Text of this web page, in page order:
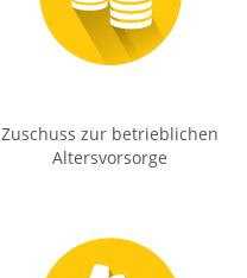
Zuschuss zur betrieblichen
Altersvorsorge